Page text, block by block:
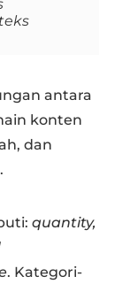
antara
konten
dan
quantity,
. Kategori-